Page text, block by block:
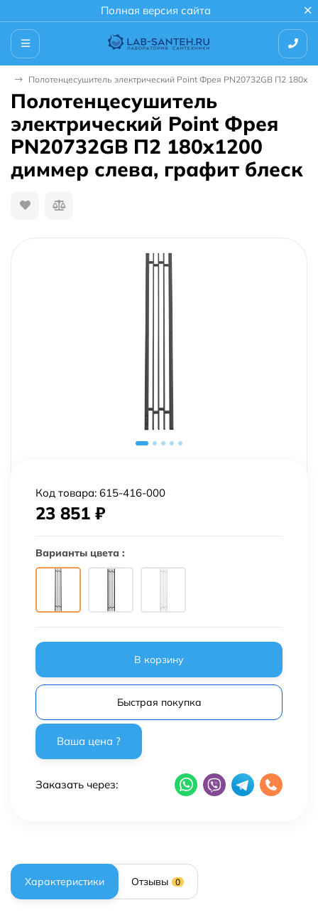
Полная версия сайта
Полотенцесушитель электрический Point Фрея PN20732GB П2
Полотенцесушитель
электрический Point Фрея
PN20732GB П2 180x1200
диммер слева, графит блеск
Код товара: 615-416-000
23 851 ₽
Варианты цвета :
В корзину
Быстрая покупка
Заказать через:
Характеристики Отзывы 0